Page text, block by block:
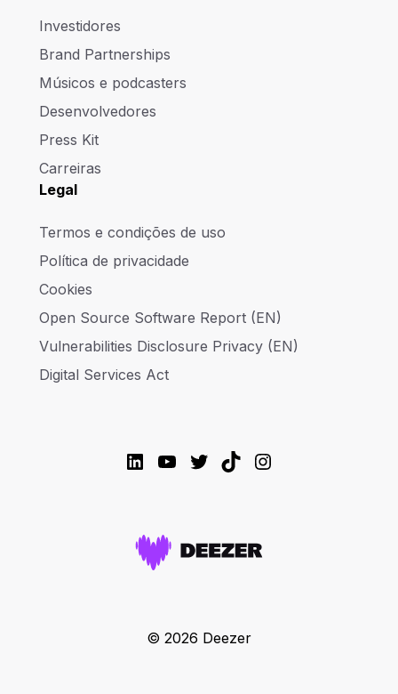
Investidores
Brand Partnerships
Músicos e podcasters
Desenvolvedores
Press Kit
Carreiras
Legal
Termos e condições de uso
Política de privacidade
Cookies
Open Source Software Report (EN)
Vulnerabilities Disclosure Privacy (EN)
Digital Services Act
LinkedIn
YouTube
Twitter
TikTokInstagram
© 2026 Deezer